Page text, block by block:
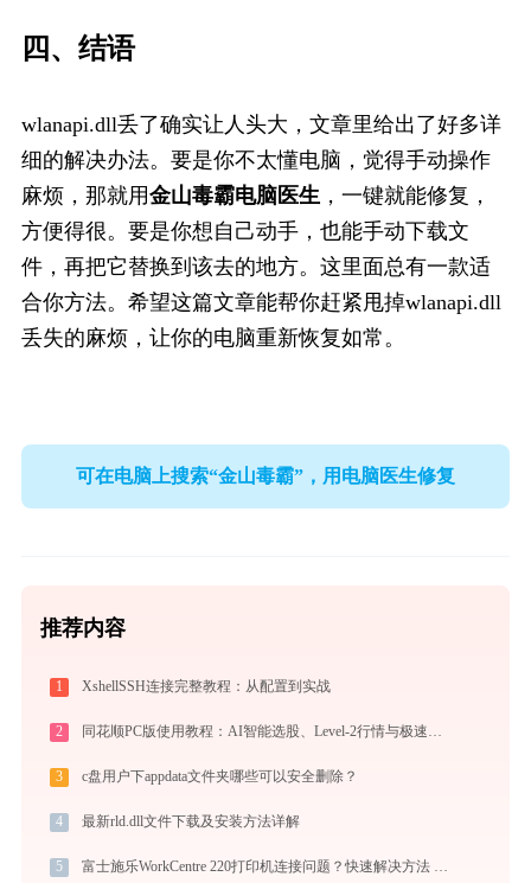
四、结语
wlanapi.dll丢了确实让人头大，文章里给出了好多详
细的解决办法。要是你不太懂电脑，觉得手动操作
麻烦，那就用金山毒霸电脑医生，一键就能修复，
方便得很。要是你想自己动手，也能手动下载文
件，再把它替换到该去的地方。这里面总有一款适
合你方法。希望这篇文章能帮你赶紧甩掉wlanapi.dll
丢失的麻烦，让你的电脑重新恢复如常。
可在电脑上搜索“金山毒霸”，用电脑医生修复
推荐内容
1 XshellSSH连接完整教程：从配置到实战
2 同花顺PC版使用教程：AI智能选股、Level-2行情与极速交易一站式炒股指南
3 c盘用户下appdata文件夹哪些可以安全删除？
4 最新rld.dll文件下载及安装方法详解
5 富士施乐WorkCentre 220打印机连接问题？快速解决方法 -金山毒霸